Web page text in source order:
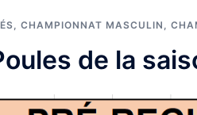
CHAMPIONNAT MASCULIN
de la